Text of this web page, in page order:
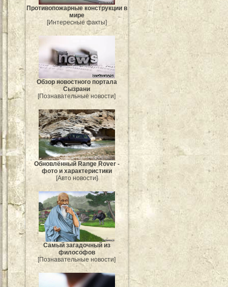
Противопожарные конструкции в
мире
[Интересные факты]
Обзор новостного портала
Сызрани
[Познавательные новости]
Обновлённый Range Rover -
фото и характеристики
[Авто новости]
Самый загадочный из
философов
[Познавательные новости]